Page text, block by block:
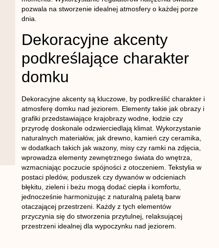
pozwala na stworzenie idealnej atmosfery o każdej porze
dnia.
Dekoracyjne akcenty
podkreślające charakter
domku
Dekoracyjne akcenty są kluczowe, by podkreślić charakter i
atmosferę domku nad jeziorem. Elementy takie jak obrazy i
grafiki przedstawiające krajobrazy wodne, łodzie czy
przyrodę doskonale odzwierciedlają klimat. Wykorzystanie
naturalnych materiałów, jak drewno, kamień czy ceramika,
w dodatkach takich jak wazony, misy czy ramki na zdjęcia,
wprowadza elementy zewnętrznego świata do wnętrza,
wzmacniając poczucie spójności z otoczeniem. Tekstylia w
postaci pledów, poduszek czy dywanów w odcieniach
błękitu, zieleni i beżu mogą dodać ciepła i komfortu,
jednocześnie harmonizując z naturalną paletą barw
otaczającej przestrzeni. Każdy z tych elementów
przyczynia się do stworzenia przytulnej, relaksującej
przestrzeni idealnej dla wypoczynku nad jeziorem.